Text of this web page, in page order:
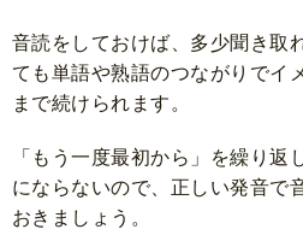
音読をしておけば、多少聞き取
ても単語や熟語のつながりでイ
まで続けられます。
「もう一度最初から」を繰り返
にならないので、正しい発音で
おきましょう。